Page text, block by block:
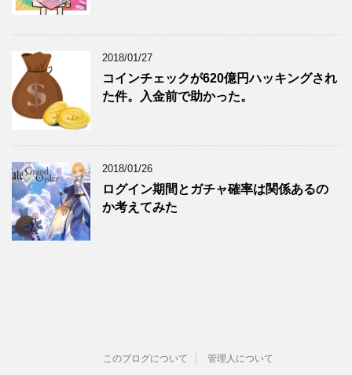
2018/01/27
コインチェックが620億円ハッキングされ
た件。入金前で助かった。
2018/01/26
ログイン期間とガチャ確率は関係あるの
か考えてみた
このブログについて 管理人について